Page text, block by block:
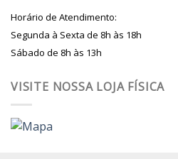
Horário de Atendimento:
Segunda à Sexta de 8h às 18h
Sábado de 8h às 13h
VISITE NOSSA LOJA FÍSICA